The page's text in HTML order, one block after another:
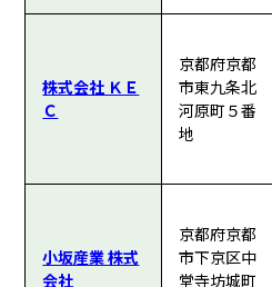
株式会社 ＫＥ
Ｃ
京都府京都
市東九条北
河原町５番
地
小坂産業 株式
会社
京都府京都
市下京区中
堂寺坊城町